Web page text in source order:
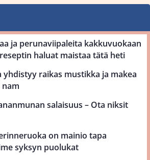
ja perunaviipaleita kakkuvuokaan
haluat maistaa tätä heti
yhdistyy raikas mustikka ja makea
nam
salaisuus – Ota niksit
on mainio tapa
syksyn puolukat